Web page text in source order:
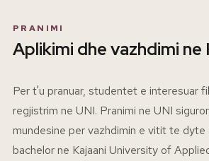
PRANIMI
Aplikimi dhe vazhdimi ne
Per t'u pranuar, studentet e interesuar
regjistrim ne UNI. Pranimi ne UNI
mundesine per vazhdimin e vitit te
bachelor ne Kajaani University of